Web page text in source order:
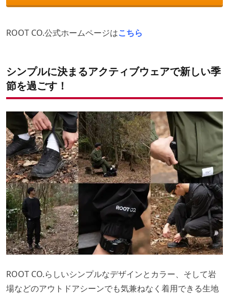
ROOT CO.公式ホームページはこちら
シンプルに決まるアクティブウェアで新しい季
節を過ごす！
ROOT CO.らしいシンプルなデザインとカラー、そして岩
場などのアウトドアシーンでも気兼ねなく着用できる生地